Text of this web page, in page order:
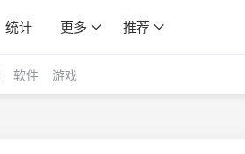
统计 更多 推荐
软件 游戏